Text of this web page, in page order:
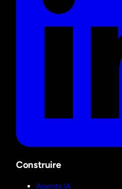
Construire
Agents IA